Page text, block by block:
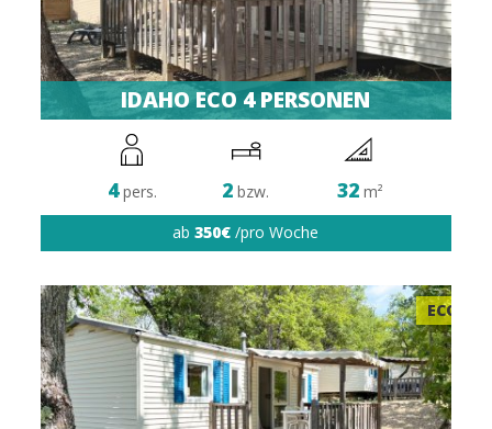
IDAHO ECO 4 PERSONEN
4pers. 2 bzw. 32m²
ab350€ /pro Woche
ECO